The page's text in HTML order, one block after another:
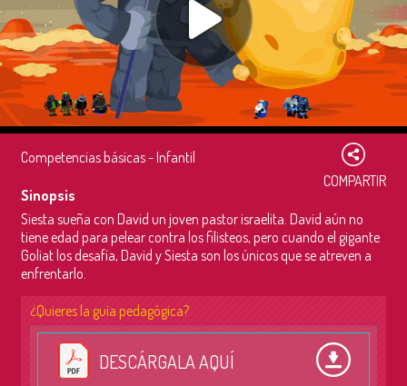
Competencias básicas - Infantil
COMPARTIR
Sinopsis
Siesta sueña con David un joven pastor israelita. David aún no
tiene edad para pelear contra los filisteos, pero cuando el gigante
Goliat los desafía, David y Siesta son los únicos que se atreven a
enfrentarlo.
¿Quieres la guía pedagógica?
DESCÁRGALA AQUÍ